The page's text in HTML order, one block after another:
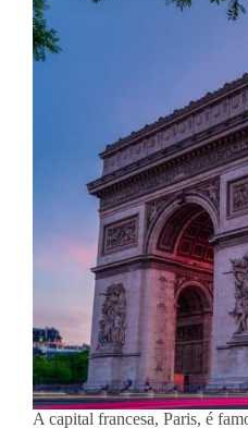
A capital francesa, Paris, é